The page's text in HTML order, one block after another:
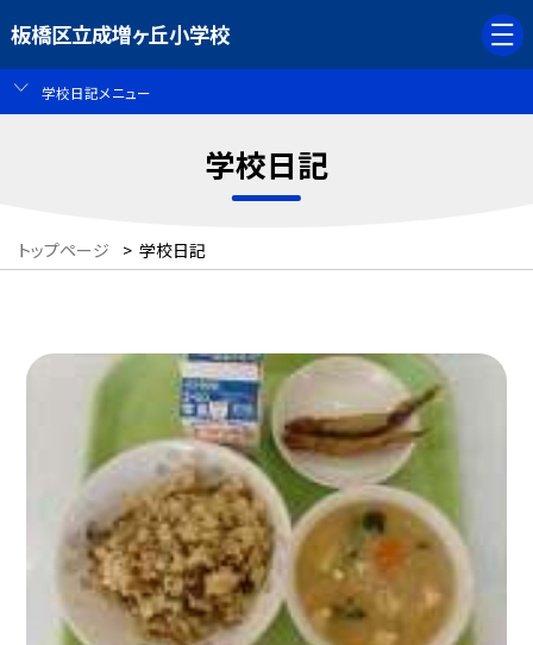
板橋区立成増ヶ丘小学校
学校日記メニュー
学校日記
トップページ > 学校日記